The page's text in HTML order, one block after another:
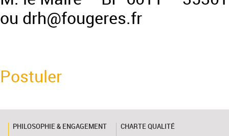
ou drh@fougeres.fr
Postuler
PHILOSOPHIE & ENGAGEMENT
CHARTE QUALITÉ